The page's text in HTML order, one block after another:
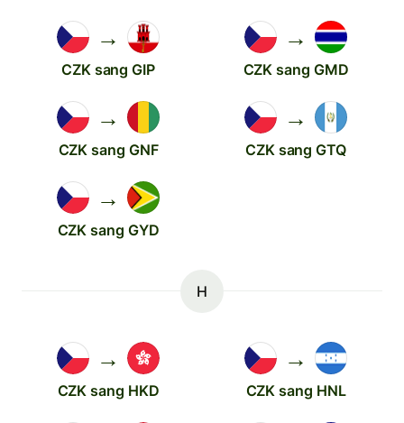
→
CZK sang GIP
→
CZK sang GMD
→
CZK sang GNF
→
CZK sang GTQ
→
CZK sang GYD
H
→
CZK sang HKD
→
CZK sang HNL